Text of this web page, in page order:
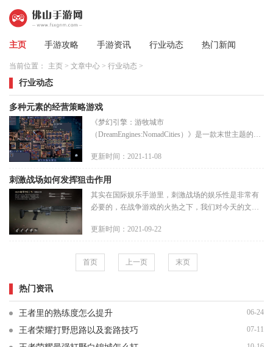
主页 手游攻略 手游资讯 行业动态 热门新闻
当前位置： 主页 > 文章中心 > 行业动态 >
行业动态
多种元素的经营策略游戏
《梦幻引擎：游牧城市
（DreamEngines:NomadCities）》是一款末世主题的经
秘生物噩梦占有，有着新科技的人们只有迁居到漂浮
更新时间：2021-11-08
刺激战场如何发挥狙击作用
其实在国际娱乐手游里，刺激战场的娱乐性是非常有
必要的，在战争游戏的火热之下，我们对今天的文化
天，我们看懂了很多事情，也
更新时间：2021-09-22
首页 上一页 末页
热门资讯
王者里的熟练度怎么提升 06-24
王者荣耀打野思路以及套路技巧 07-11